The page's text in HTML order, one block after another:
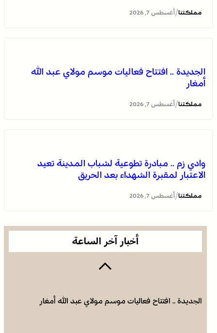
مملكتنا/ أغسطس 7, 2026
الجديدة .. افتتاح فعاليات موسم مولاي عبد الله
أمغار
مملكتنا/ أغسطس 7, 2026
وادي زم .. مبادرة تطوعية لشباب المدينة تعيد
الاعتبار لمقبرة الشهداء بعد الحريق
مملكتنا/ أغسطس 7, 2026
أخبار آخر الساعة
الجديدة .. افتتاح فعاليات موسم مولاي عبد الله أمغار
الجديدة .. افتتاح فعاليات موسم مولاي عبد الله أمغار